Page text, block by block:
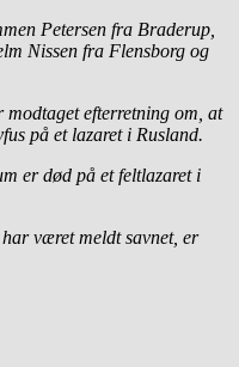
Petersen fra Braderup,
Nissen fra Flensborg og
efterretning om, at
på et lazaret i Rusland.
er død på et feltlazaret i
været meldt savnet, er